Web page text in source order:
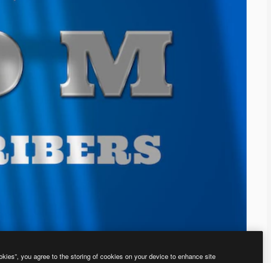
you agree to the storing of cookies on your device to enhance site